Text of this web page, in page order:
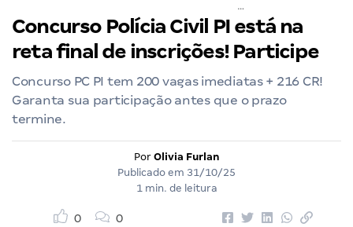
Concurso Polícia Civil PI está na
reta final de inscrições! Participe
Concurso PC PI tem 200 vagas imediatas + 216 CR!
Garanta sua participação antes que o prazo
termine.
Por Olivia Furlan
Publicado em 31/10/25
1 min. de leitura
0 0